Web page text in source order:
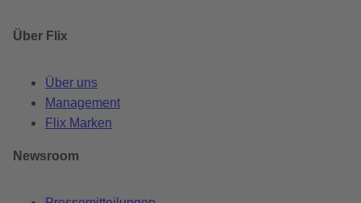
Über Flix
Über uns
Management
Flix Marken
Newsroom